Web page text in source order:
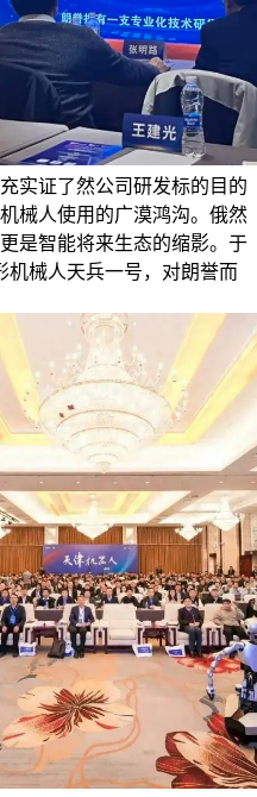
实证了然公司研发标的目的
械人使用的广漠鸿沟。俄然
是智能将来生态的缩影。于
机械人天兵一号，对朗誉而